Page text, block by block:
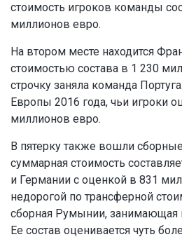
стоимость игроков команды
миллионов евро.
На втором месте находится
стоимостью состава в 1 230
строчку заняла команда
Европы 2016 года, чьи игроки
миллионов евро.
В пятерку также вошли
суммарная стоимость
и Германии с оценкой в 831
недорогой по трансферной
сборная Румынии, занимающая
Ее состав оценивается чуть